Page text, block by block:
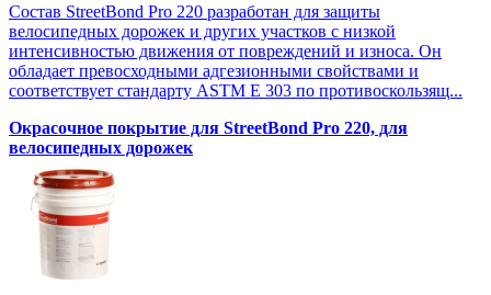
Состав StreetBond Pro 220 разработан для защиты
велосипедных дорожек и других участков с низкой
интенсивностью движения от повреждений и износа. Он
обладает превосходными адгезионными свойствами и
соответствует стандарту ASTM E 303 по противоскользящ...
Окрасочное покрытие для StreetBond Pro 220, для
велосипедных дорожек